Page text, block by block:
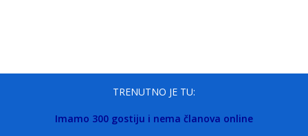
TRENUTNO JE TU:
Imamo 300 gostiju i nema članova online